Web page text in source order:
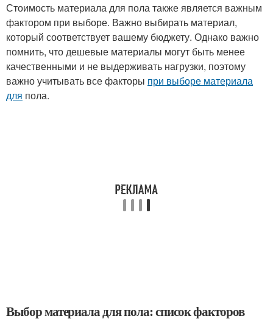
Стоимость материала для пола также является важным
фактором при выборе. Важно выбирать материал,
который соответствует вашему бюджету. Однако важно
помнить, что дешевые материалы могут быть менее
качественными и не выдерживать нагрузки, поэтому
важно учитывать все факторы при выборе материала
для пола.
Выбор материала для пола: список факторов